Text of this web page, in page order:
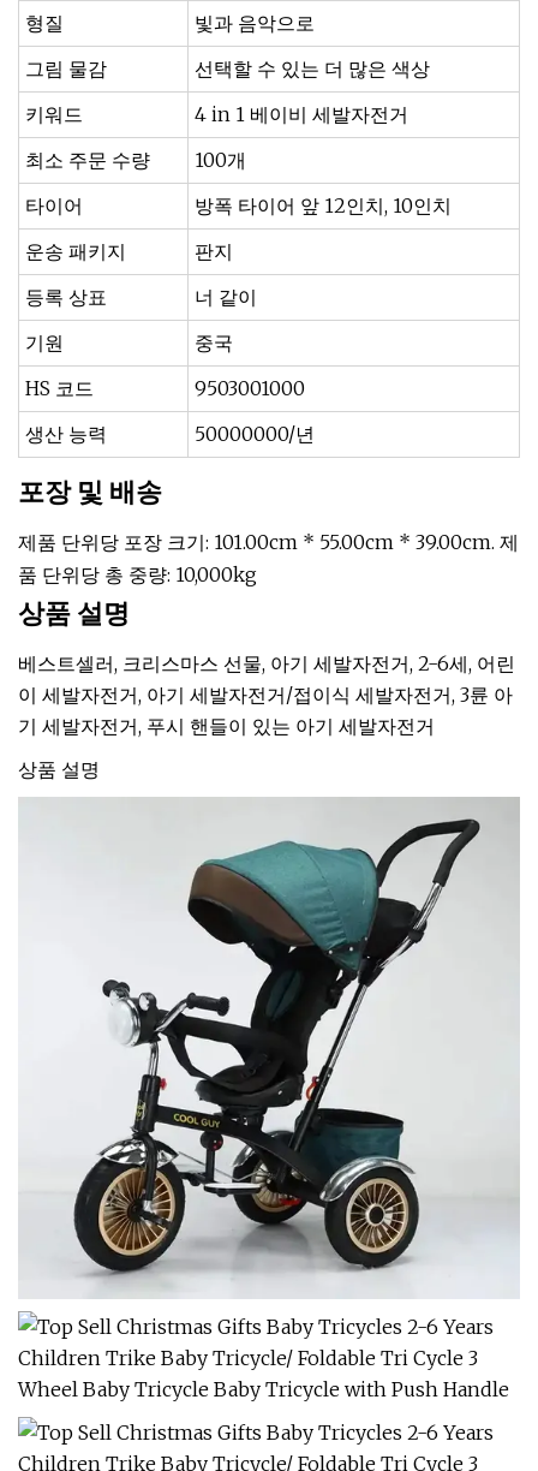
형질
빛과 음악으로
그림 물감
선택할 수 있는 더 많은 색상
키워드
4 in 1 베이비 세발자전거
최소 주문 수량
100개
타이어
방폭 타이어 앞 12인치, 10인치
운송 패키지
판지
등록 상표
너 같이
기원
중국
HS 코드
9503001000
생산 능력
50000000/년
포장 및 배송
제품 단위당 포장 크기: 101.00cm * 55.00cm * 39.00cm. 제
품 단위당 총 중량: 10,000kg
상품 설명
베스트셀러, 크리스마스 선물, 아기 세발자전거, 2-6세, 어린
이 세발자전거, 아기 세발자전거/접이식 세발자전거, 3륜 아
기 세발자전거, 푸시 핸들이 있는 아기 세발자전거
상품 설명